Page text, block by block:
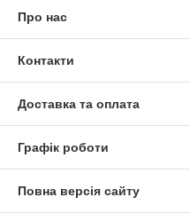
Про нас
Контакти
Доставка та оплата
Графік роботи
Повна версія сайту